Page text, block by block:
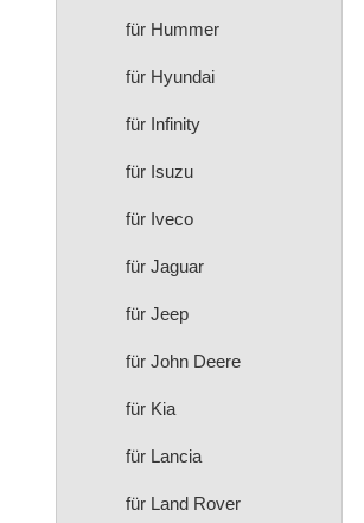
für Hummer
für Hyundai
für Infinity
für Isuzu
für Iveco
für Jaguar
für Jeep
für John Deere
für Kia
für Lancia
für Land Rover